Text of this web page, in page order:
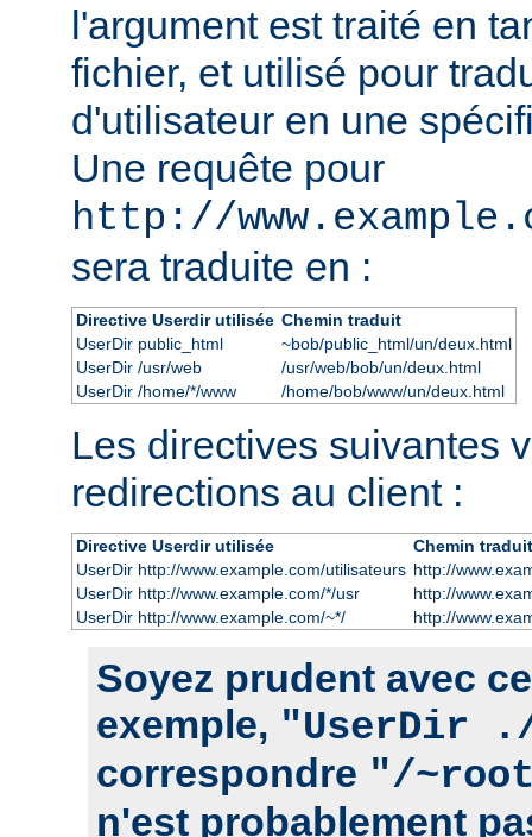
l'argument est traité en
fichier, et utilisé pour
d'utilisateur en une
Une requête pour
http://
sera traduite en :
Directive Userdir utilisée Chemin traduit
UserDir public_html
~bob/public_html/un/deux.html
UserDir /usr/web
/usr/web/bob/un/deux.html
UserDir /home/*/www
/home/bob/www/un/deux.html
Les directives suivantes
redirections au client :
Directive Userdir utilisée
Chemin traduit
UserDir http://www.example.com/utilisateurs http://
UserDir http://www.example.com/*/usr
http://
UserDir http://www.example.com/~*/
http://
Soyez prudent avec
exemple, "UserDir
correspondre "/
n'est probablement